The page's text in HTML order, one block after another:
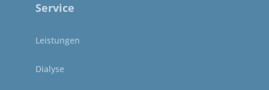
Service
Leistungen
Dialyse